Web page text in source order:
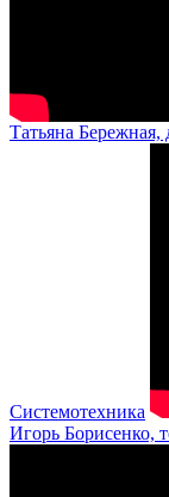
Татьяна
Системотехника
Игорь Борисенко,